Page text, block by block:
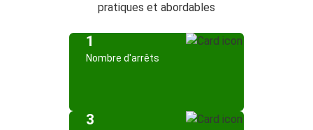
pratiques et abordables
1
Nombre d'arrêts
3